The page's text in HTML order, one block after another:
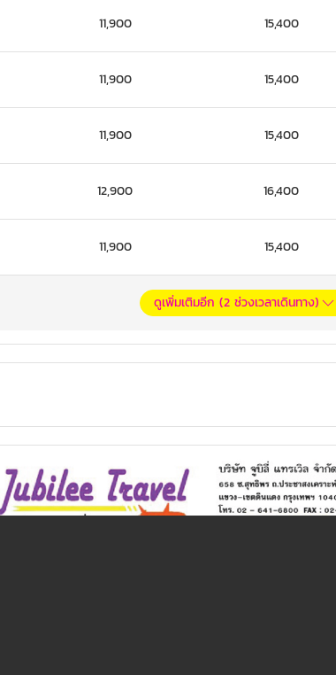
11,900 15,400
11,900 15,400
11,900 15,400
12,900 16,400
11,900 15,400
ดูเพิ่มเติมอีก (2ช่วงเวลาเดินทาง)